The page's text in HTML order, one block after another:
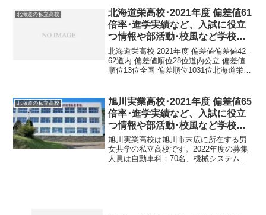
条東９丁目１ 札幌大...
北海道の私立高校
北海道栄高校･2021年度 偏差値61
倍率･進学実績など、入試に役立
つ情報や部活動･校風など学校の
特徴を調査しました。
北海道栄高校 2021年度 偏差値偏差値42 -
62道内 偏差値順位28位道内公立 偏差値
順位13位全国 偏差順位1031位北海道栄高
４丁目６７６電話番号...
北海道の私立高校
旭川実業高校･2021年度 偏差値65
倍率･進学実績など、入試に役立
つ情報や部活動･校風など学校の
特徴を調査しました。
旭川実業高校は旭川市末広に所在する男
女共学の私立高校です。2022年度の募集
人員は自動車科：70名、機械システム